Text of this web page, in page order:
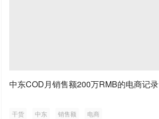
中东COD月销售额200万RMB的电商记录
干货 中东 销售额 电商